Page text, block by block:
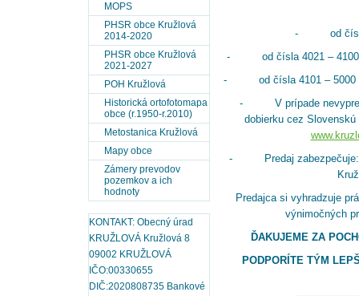
MOPS
PHSR obce Kružlová
2014-2020
PHSR obce Kružlová
2021-2027
POH Kružlová
Historická ortofotomapa
obce (r.1950-r.2010)
Metostanica Kružlová
Mapy obce
Zámery prevodov
pozemkov a ich
hodnoty
KONTAKT: Obecný úrad
KRUŽLOVÁ Kružlová 8
09002 KRUŽLOVÁ
IČO:00330655
DIČ:2020808735 Bankové
- od čísla
- od čísla 4021 – 4100
- od čísla 4101 – 5000
- V prípade
dobierku cez
- Predaj zabezpečuje:
Predajca si vyhradzuje
výnimočných
ĎAKUJEME ZA
PODPORÍTE TÝM